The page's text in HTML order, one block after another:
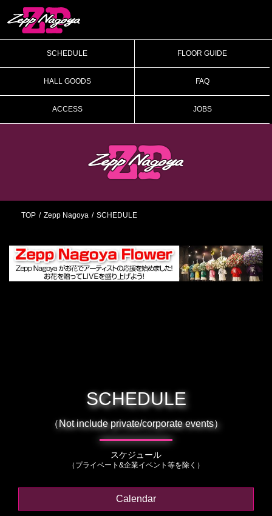
SCHEDULE FLOOR GUIDE
HALL GOODS FAQ
ACCESS JOBS
TOP Zepp Nagoya SCHEDULE
SCHEDULE
（Not include private/corporate events）
スケジュール
（プライベート&企業イベント等を除く）
Calendar